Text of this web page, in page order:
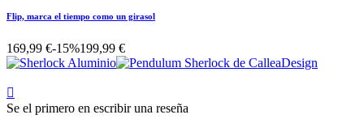
Flip, marca el tiempo como un girasol
169,99 €-15%199,99 €

Se el primero en escribir una reseña